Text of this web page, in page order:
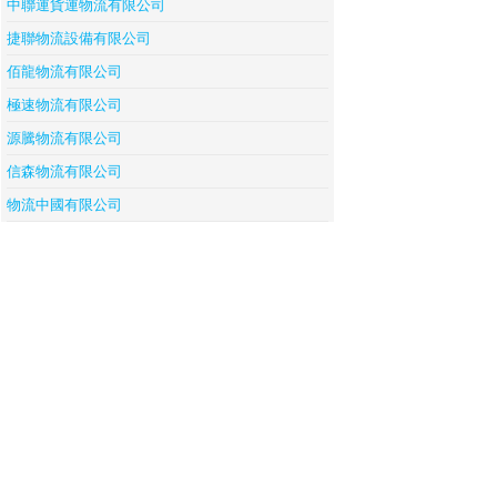
中聯運貨運物流有限公司
捷聯物流設備有限公司
佰龍物流有限公司
極速物流有限公司
源騰物流有限公司
信森物流有限公司
物流中國有限公司